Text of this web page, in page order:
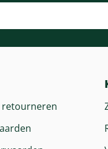
retourneren